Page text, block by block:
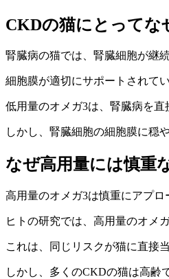
CKDの猫にとってな
腎臓病の猫では、腎臓細胞が継
細胞膜が適切にサポートされて
低用量のオメガ3は、腎臓病を直
しかし、腎臓細胞の細胞膜に穏
なぜ高用量には慎重
高用量のオメガ3は慎重にアプロ
ヒトの研究では、高用量のオメ
これは、同じリスクが猫に直接
しかし、多くのCKDの猫は高齢